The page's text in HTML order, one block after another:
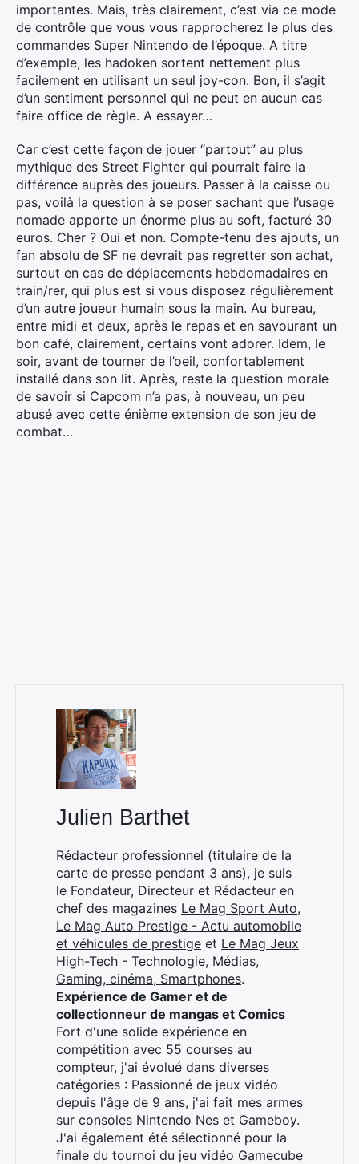
importantes. Mais, très clairement, c’est via ce mode
de contrôle que vous vous rapprocherez le plus des
commandes Super Nintendo de l’époque. A titre
d’exemple, les hadoken sortent nettement plus
facilement en utilisant un seul joy-con. Bon, il s’agit
d’un sentiment personnel qui ne peut en aucun cas
faire office de règle. A essayer…
Car c’est cette façon de jouer “partout” au plus
mythique des Street Fighter qui pourrait faire la
différence auprès des joueurs. Passer à la caisse ou
pas, voilà la question à se poser sachant que l’usage
nomade apporte un énorme plus au soft, facturé 30
euros. Cher ? Oui et non. Compte-tenu des ajouts, un
fan absolu de SF ne devrait pas regretter son achat,
surtout en cas de déplacements hebdomadaires en
train/rer, qui plus est si vous disposez régulièrement
d’un autre joueur humain sous la main. Au bureau,
entre midi et deux, après le repas et en savourant un
bon café, clairement, certains vont adorer. Idem, le
soir, avant de tourner de l’oeil, confortablement
installé dans son lit. Après, reste la question morale
de savoir si Capcom n’a pas, à nouveau, un peu
abusé avec cette énième extension de son jeu de
combat…
Julien Barthet
Rédacteur professionnel (titulaire de la
carte de presse pendant 3 ans), je suis
le Fondateur, Directeur et Rédacteur en
chef des magazines Le Mag Sport Auto,
Le Mag Auto Prestige - Actu automobile
et véhicules de prestige et Le Mag Jeux
High-Tech - Technologie, Médias,
Gaming, cinéma, Smartphones.
Expérience de Gamer et de
collectionneur de mangas et Comics
Fort d'une solide expérience en
compétition avec 55 courses au
compteur, j'ai évolué dans diverses
catégories : Passionné de jeux vidéo
depuis l'âge de 9 ans, j'ai fait mes armes
sur consoles Nintendo Nes et Gameboy.
J'ai également été sélectionné pour la
finale du tournoi du jeu vidéo Gamecube